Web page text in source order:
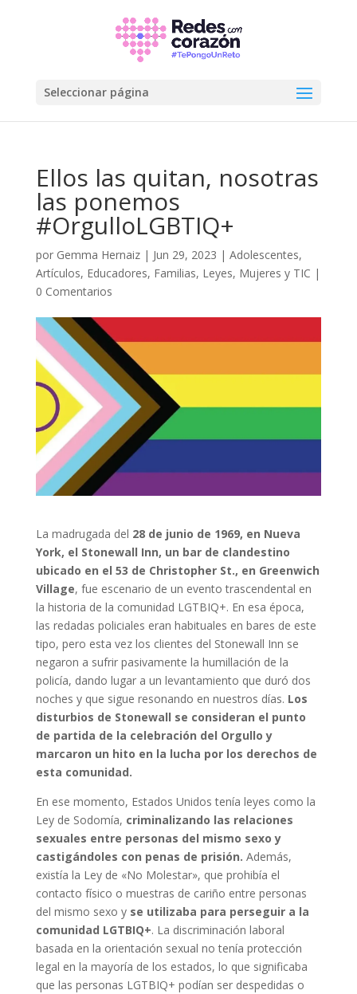
Seleccionar página
Ellos las quitan, nosotras
las ponemos
#OrgulloLGBTIQ+
por Gemma Hernaiz| Jun 29, 2023 | Adolescentes,
Artículos, Educadores, Familias, Leyes, Mujeres y TIC |
0 Comentarios
La madrugada del 28 de junio de 1969, en Nueva
York, el Stonewall Inn, un bar de clandestino
ubicado en el 53 de Christopher St., en Greenwich
Village, fue escenario de un evento trascendental en
la historia de la comunidad LGTBIQ+. En esa época,
las redadas policiales eran habituales en bares de este
tipo, pero esta vez los clientes del Stonewall Inn se
negaron a sufrir pasivamente la humillación de la
policía, dando lugar a un levantamiento que duró dos
noches y que sigue resonando en nuestros días. Los
disturbios de Stonewall se consideran el punto
de partida de la celebración del Orgullo y
marcaron un hito en la lucha por los derechos de
esta comunidad.
En ese momento, Estados Unidos tenía leyes como la
Ley de Sodomía, criminalizando las relaciones
sexuales entre personas del mismo sexo y
castigándoles con penas de prisión. Además,
existía la Ley de «No Molestar», que prohibía el
contacto físico o muestras de cariño entre personas
del mismo sexo yse utilizaba para perseguir a la
comunidad LGTBIQ+. La discriminación laboral
basada en la orientación sexual no tenía protección
legal en la mayoría de los estados, lo que significaba
que las personas LGTBIQ+ podían ser despedidas o